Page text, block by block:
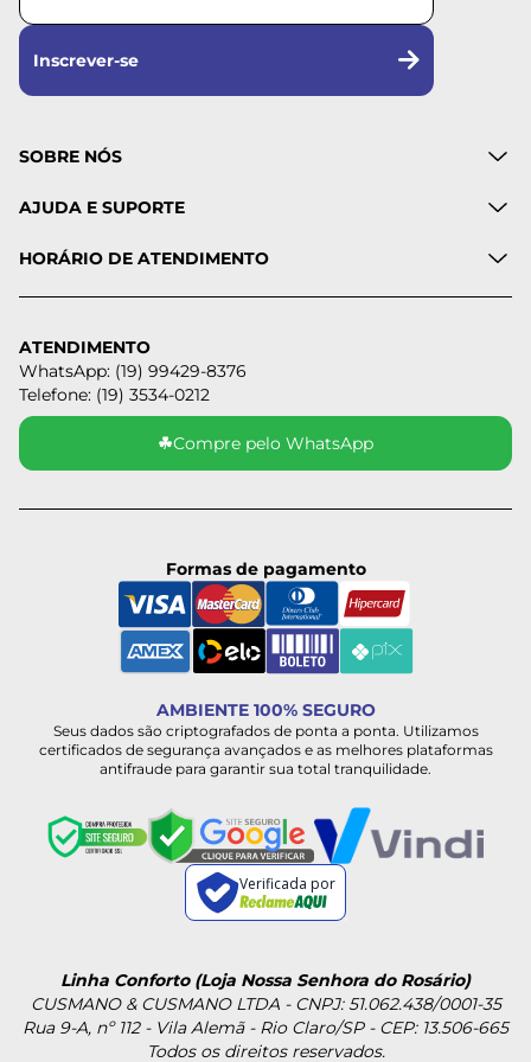
Inscrever-se
SOBRE NÓS
AJUDA E SUPORTE
HORÁRIO DE ATENDIMENTO
ATENDIMENTO
WhatsApp: (19) 99429-8376
Telefone: (19) 3534-0212
☘Compre pelo WhatsApp
Formas de pagamento
AMBIENTE 100% SEGURO
Seus dados são criptografados de ponta a ponta. Utilizamos
certificados de segurança avançados e as melhores plataformas
antifraude para garantir sua total tranquilidade.
Verificada por
Linha Conforto (Loja Nossa Senhora do Rosário)
CUSMANO & CUSMANO LTDA - CNPJ: 51.062.438/0001-35
Rua 9-A, nº 112 - Vila Alemã - Rio Claro/SP - CEP: 13.506-665
Todos os direitos reservados.